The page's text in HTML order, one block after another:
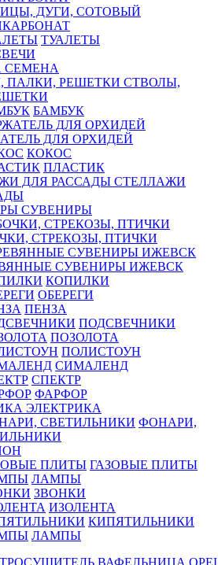
ДУГИ, СОТОВЫЙ
ТУАЛЕТЫ
СЕМЕНА
СТВОЛЫ,
БАМБУК
ДЛЯ ОРХИДЕЙ
КОКОС
ПЛАСТИК
СТЕЛЛАЖИ
СУВЕНИРЫ
СТРЕКОЗЫ, ПТИЧКИ
СУВЕНИРЫ ИЖЕВСК
КОПИЛКИ
ОБЕРЕГИ
ПЕНЗА
ПОДСВЕЧНИКИ
ПОЗОЛОТА
ПОЛИСТОУН
СИМАЛЕНД
СПЕКТР
ФАРФОР
ЭЛЕКТРИКА
ФОНАРИ,
ГАЗОВЫЕ ПЛИТЫ
ЛАМПЫ
ЗВОНКИ
ИЗОЛЕНТА
КИПЯТИЛЬНИКИ
ЛАМПЫ